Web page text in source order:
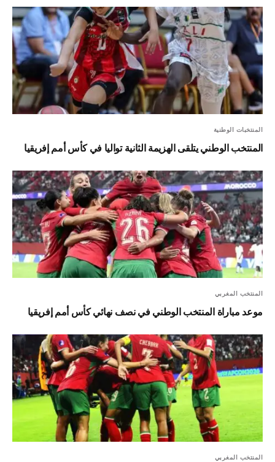
المنتخبات الوطنية
المنتخب الوطني يتلقى الهزيمة الثانية تواليا في كأس أمم إفريقيا
المنتخب المغربي
موعد مباراة المنتخب الوطني في نصف نهائي كأس أمم إفريقيا
المنتخب المغربي